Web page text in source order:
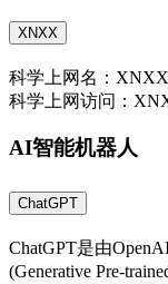
XNXX
科学上网名：XNXX
科学上网访问：
AI智能机器人
ChatGPT
ChatGPT是由
(Generative Pre-